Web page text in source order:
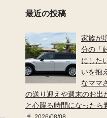
最近の投稿
家族が
分の「
にした
いを抱
なママ
の送り迎えや週末のお出
と心躍る時間になったら